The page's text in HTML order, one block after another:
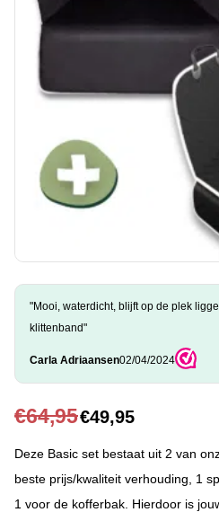
"Mooi, waterdicht, blijft op de plek
klittenband"
Carla Adriaansen02/04/2024
€64,95€49,95
Deze Basic set bestaat uit 2 van
beste prijs/kwaliteit verhouding, 1
1 voor de kofferbak. Hierdoor is